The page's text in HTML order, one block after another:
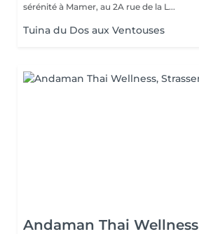
sérénité à Mamer, au 2A rue de la L...
Tuina du Dos aux Ventouses
Andaman Thai Wellness